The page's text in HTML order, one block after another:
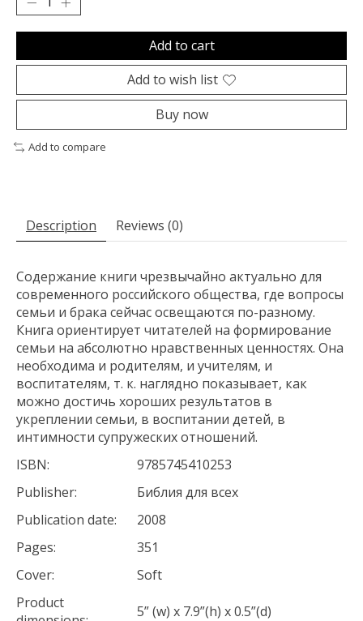
Add to cart
Add to wish list
Buy now
Add to compare
Description Reviews (0)
Содержание книги чрезвычайно актуально для
современного российского общества, где вопросы
семьи и брака сейчас освещаются по-разному.
Книга ориентирует читателей на формирование
семьи на абсолютно нравственных ценностях. Она
необходима и родителям, и учителям, и
воспитателям, т. к. наглядно показывает, как
можно достичь хороших результатов в
укреплении семьи, в воспитании детей, в
интимности супружеских отношений.
ISBN:
9785745410253
Publisher:
Библия для всех
Publication date:
2008
Pages:
351
Cover:
Soft
Product
5” (w) x 7.9”(h) x 0.5”(d)